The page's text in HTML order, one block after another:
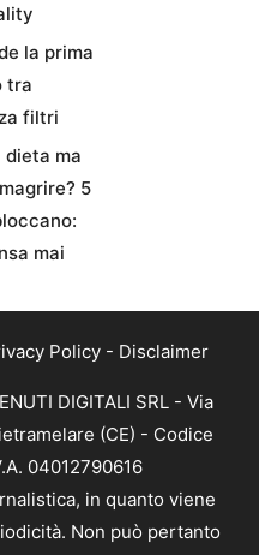
la prima
tra
filtri
dieta ma
5
mai
Policy - Disclaimer
DIGITALI SRL - Via
(CE) - Codice
04012790616
in quanto viene
Non può pertanto